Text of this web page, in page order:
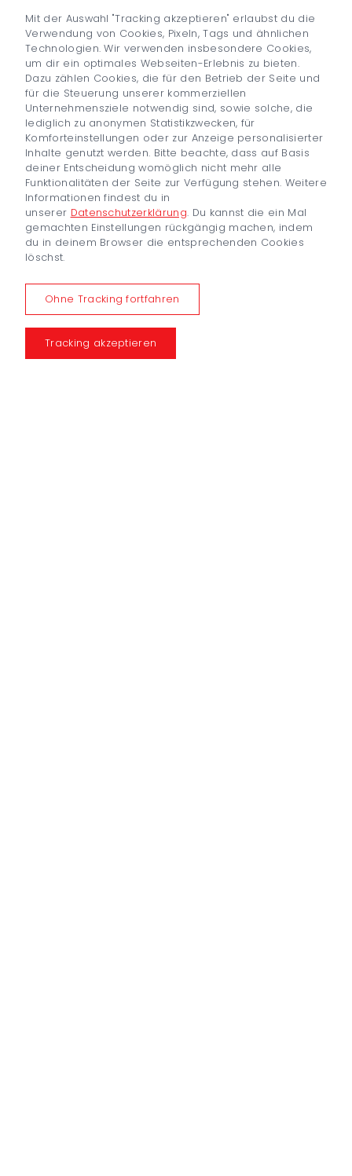
Mit der Auswahl "Tracking akzeptieren" erlaubst du die
Verwendung von Cookies, Pixeln, Tags und ähnlichen
Technologien. Wir verwenden insbesondere Cookies,
um dir ein optimales Webseiten-Erlebnis zu bieten.
Dazu zählen Cookies, die für den Betrieb der Seite und
für die Steuerung unserer kommerziellen
Unternehmensziele notwendig sind, sowie solche, die
lediglich zu anonymen Statistikzwecken, für
Komforteinstellungen oder zur Anzeige personalisierter
Inhalte genutzt werden. Bitte beachte, dass auf Basis
deiner Entscheidung womöglich nicht mehr alle
Funktionalitäten der Seite zur Verfügung stehen. Weitere
Informationen findest du in
unserer Datenschutzerklärung. Du kannst die ein Mal
gemachten Einstellungen rückgängig machen, indem
du in deinem Browser die entsprechenden Cookies
löschst.
Ohne Tracking fortfahren
Tracking akzeptieren